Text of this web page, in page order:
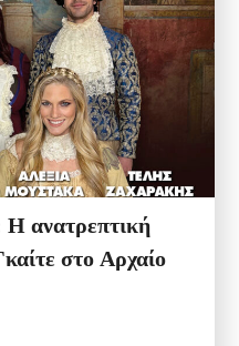
Η ανατρεπτική
στο Αρχαίο